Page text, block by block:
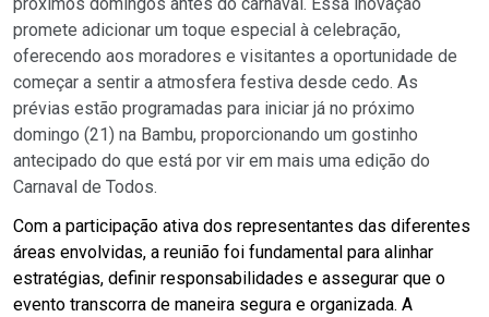
promete adicionar um toque especial à celebração,
oferecendo aos moradores e visitantes a oportunidade de
começar a sentir a atmosfera festiva desde cedo. As
prévias estão programadas para iniciar já no próximo
domingo (21) na Bambu, proporcionando um gostinho
antecipado do que está por vir em mais uma edição do
Carnaval de Todos.
Com a participação ativa dos representantes das diferentes
áreas envolvidas, a reunião foi fundamental para alinhar
estratégias, definir responsabilidades e assegurar que o
evento transcorra de maneira segura e organizada. A